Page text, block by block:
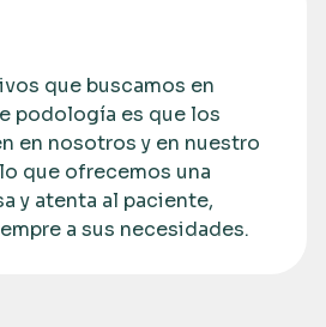
que buscamos en
podología es que los
en nosotros y en nuestro
que ofrecemos una
y atenta al paciente,
a sus necesidades.